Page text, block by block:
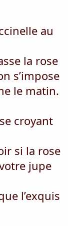
au
la rose
s’impose
le matin.
croyant
si la rose
jupe
l’exquis